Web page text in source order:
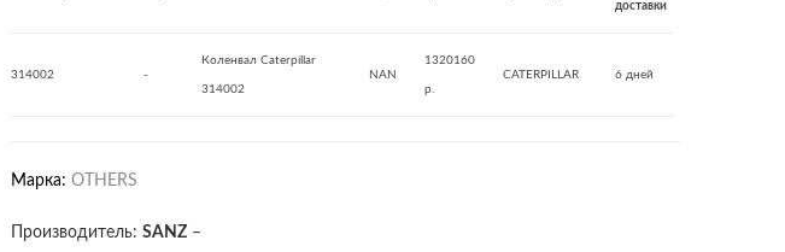
доставки
314002 -
Коленвал Caterpillar
314002
NAN
1320160
р.
CATERPILLAR 6 дней
Марка: OTHERS
Производитель: SANZ –